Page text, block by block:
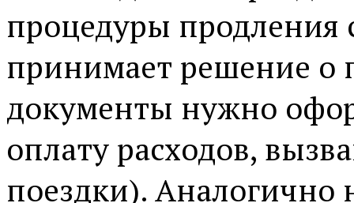
процедуры продления
принимает решение о
документы нужно
оплату расходов,
поездки). Аналогично